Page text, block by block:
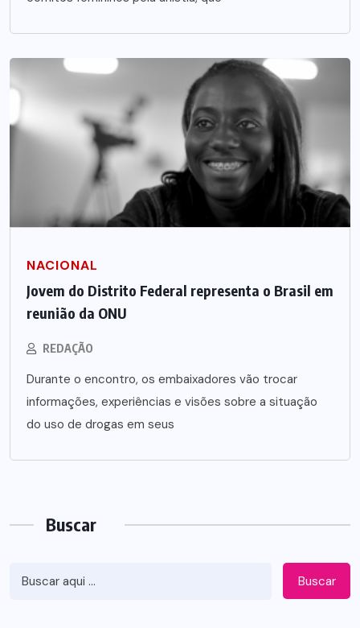
NACIONAL
Jovem do Distrito Federal representa o Brasil em
reunião da ONU
REDAÇÃO
Durante o encontro, os embaixadores vão trocar
informações, experiências e visões sobre a situação
do uso de drogas em seus
Buscar
Buscar